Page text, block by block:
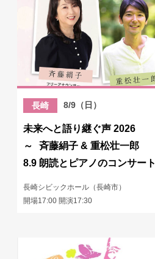
長崎 8/9（日）
未来へと語り継ぐ声 2026
～ 斉藤絹子 & 重松壮一郎
8.9 朗読とピアノのコンサート
長崎シビックホール（長崎市）
開場17:00 開演17:30